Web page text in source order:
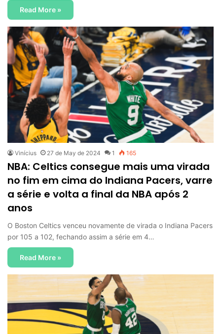
Read More »
Vinícius 27 de May de 2024 1 165
NBA: Celtics consegue mais uma virada
no fim em cima do Indiana Pacers, varre
a série e volta a final da NBA após 2
anos
O Boston Celtics venceu novamente de virada o Indiana Pacers
por 105 a 102, fechando assim a série em 4…
Read More »